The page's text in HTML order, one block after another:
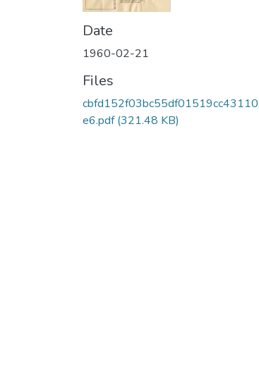
Date
1960-02-21
Files
e6.pdf(321.48 KB)